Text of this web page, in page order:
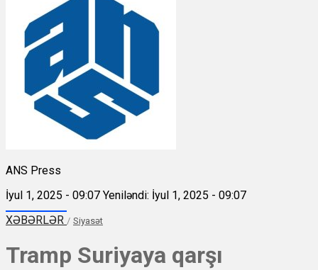
ANS Press
İyul 1, 2025 - 09:07 Yeniləndi: İyul 1, 2025 - 09:07
XƏBƏRLƏR / Siyasət
Tramp Suriyaya qarşı